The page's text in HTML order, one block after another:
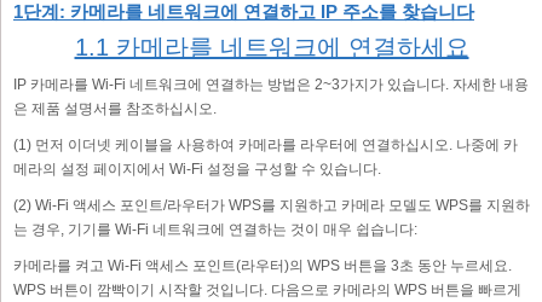
1단계: 카메라를 네트워크에 연결하고 IP 주소를 찾습니다
1.1 카메라를 네트워크에 연결하세요
IP 카메라를 Wi-Fi 네트워크에 연결하는 방법은 2~3가지가 있습니다. 자세한 내용
은 제품 설명서를 참조하십시오.
(1) 먼저 이더넷 케이블을 사용하여 카메라를 라우터에 연결하십시오. 나중에 카
메라의 설정 페이지에서 Wi-Fi 설정을 구성할 수 있습니다.
(2) Wi-Fi 액세스 포인트/라우터가 WPS를 지원하고 카메라 모델도 WPS를 지원하
는 경우, 기기를 Wi-Fi 네트워크에 연결하는 것이 매우 쉽습니다:
카메라를 켜고 Wi-Fi 액세스 포인트(라우터)의 WPS 버튼을 3초 동안 누르세요.
WPS 버튼이 깜빡이기 시작할 것입니다. 다음으로 카메라의 WPS 버튼을 빠르게